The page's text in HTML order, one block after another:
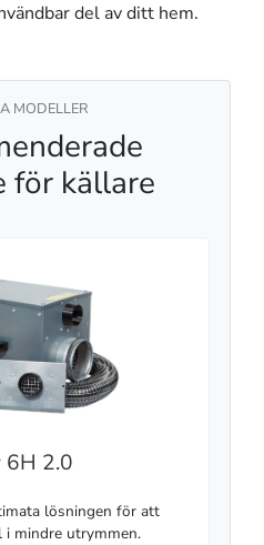
del av ditt hem.
MODELLER
för källare
6H 2.0
lösningen för att
i mindre utrymmen.